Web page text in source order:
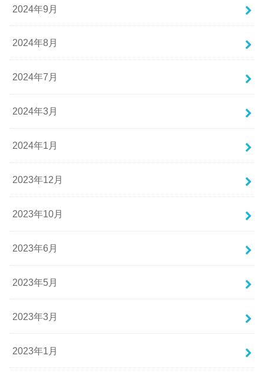
2024年9月
2024年8月
2024年7月
2024年3月
2024年1月
2023年12月
2023年10月
2023年6月
2023年5月
2023年3月
2023年1月